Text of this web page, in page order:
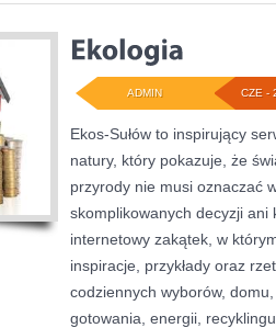
CZE -
ADMIN
Ekos-Sułów to inspirujący
natury, który pokazuje, że
przyrody nie musi oznaczać
skomplikowanych decyzji ani
internetowy zakątek, w
inspiracje, przykłady oraz
codziennych wyborów,
gotowania, energii,